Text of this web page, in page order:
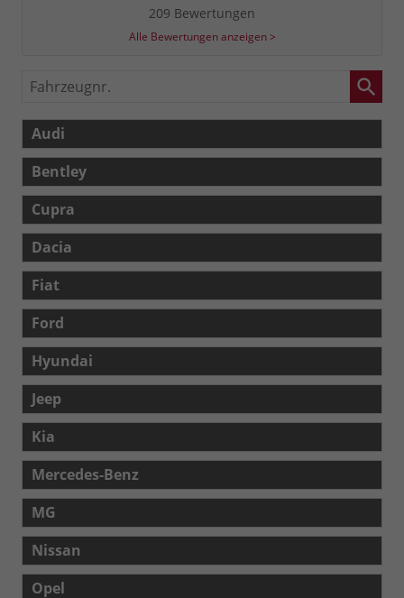
209 Bewertungen
Alle Bewertungen anzeigen >
Fahrzeugnr.
Audi
Bentley
Cupra
Dacia
Fiat
Ford
Hyundai
Jeep
Kia
Mercedes-Benz
MG
Nissan
Opel